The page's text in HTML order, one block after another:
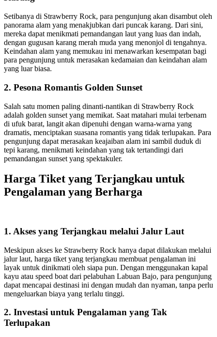
Setibanya di Strawberry Rock, para pengunjung akan disambut oleh
panorama alam yang menakjubkan dari puncak karang. Dari sini,
mereka dapat menikmati pemandangan laut yang luas dan indah,
dengan gugusan karang merah muda yang menonjol di tengahnya.
Keindahan alam yang memukau ini menawarkan kesempatan bagi
para pengunjung untuk merasakan kedamaian dan keindahan alam
yang luar biasa.
2. Pesona Romantis Golden Sunset
Salah satu momen paling dinanti-nantikan di Strawberry Rock
adalah golden sunset yang memikat. Saat matahari mulai terbenam
di ufuk barat, langit akan dipenuhi dengan warna-warna yang
dramatis, menciptakan suasana romantis yang tidak terlupakan. Para
pengunjung dapat merasakan keajaiban alam ini sambil duduk di
tepi karang, menikmati keindahan yang tak tertandingi dari
pemandangan sunset yang spektakuler.
Harga Tiket yang Terjangkau untuk
Pengalaman yang Berharga
1. Akses yang Terjangkau melalui Jalur Laut
Meskipun akses ke Strawberry Rock hanya dapat dilakukan melalui
jalur laut, harga tiket yang terjangkau membuat pengalaman ini
layak untuk dinikmati oleh siapa pun. Dengan menggunakan kapal
kayu atau speed boat dari pelabuhan Labuan Bajo, para pengunjung
dapat mencapai destinasi ini dengan mudah dan nyaman, tanpa perlu
mengeluarkan biaya yang terlalu tinggi.
2. Investasi untuk Pengalaman yang Tak
Terlupakan